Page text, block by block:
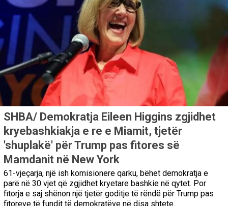
SHBA/ Demokratja Eileen Higgins zgjidhet
kryebashkiakja e re e Miamit, tjetër
'shuplakë' për Trump pas fitores së
Mamdanit në New York
61-vjeçarja, një ish komisionere qarku, bëhet demokratja e
parë në 30 vjet që zgjidhet kryetare bashkie në qytet. Por
fitorja e saj shënon një tjetër goditje të rëndë për Trump pas
fitoreve të fundit të demokratëve në disa shtete.